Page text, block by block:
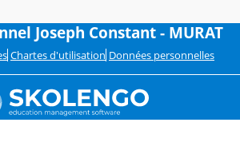
Joseph Constant - MURAT
Chartes d'utilisation Données personnelles